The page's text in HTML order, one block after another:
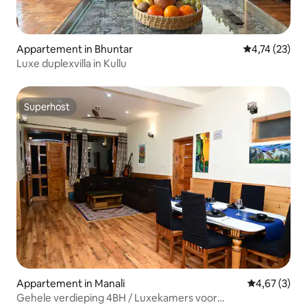
Appartement in Bhuntar Gemiddelde
4,74 (23)
Luxe duplexvilla in Kullu
Superhost
Superhost
Appartement in Manali
4,67 (3)
Gehele verdieping 4BH / Luxekamers voor